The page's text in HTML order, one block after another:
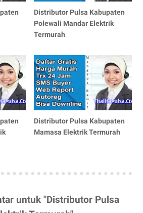
Distributor Pulsa Kabupaten
Polewali Mandar Elektrik
Termurah
Distributor Pulsa Kabupaten
Mamasa Elektrik Termurah
untuk "Distributor Pulsa